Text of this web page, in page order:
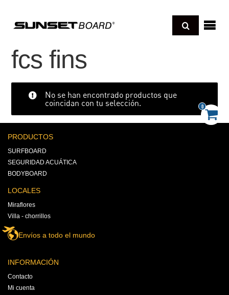
SCHOOL BOARD
pro
o Sledsy cuidados
fcs fins
No se han encontrado productos que
coincidan con tu selección.
PRODUCTOS
SURFBOARD
SEGURIDAD ACUÁTICA
BODYBOARD
LOCALES
Miraflores
Villa - chorrillos
Envíos a todo el mundo
INFORMACIÓN
Contacto
Mi cuenta
0